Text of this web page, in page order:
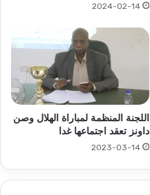
2024-02-14
اللجنة المنظمة لمباراة الهلال وصن
داونز تعقد اجتماعها غدا
2023-03-14